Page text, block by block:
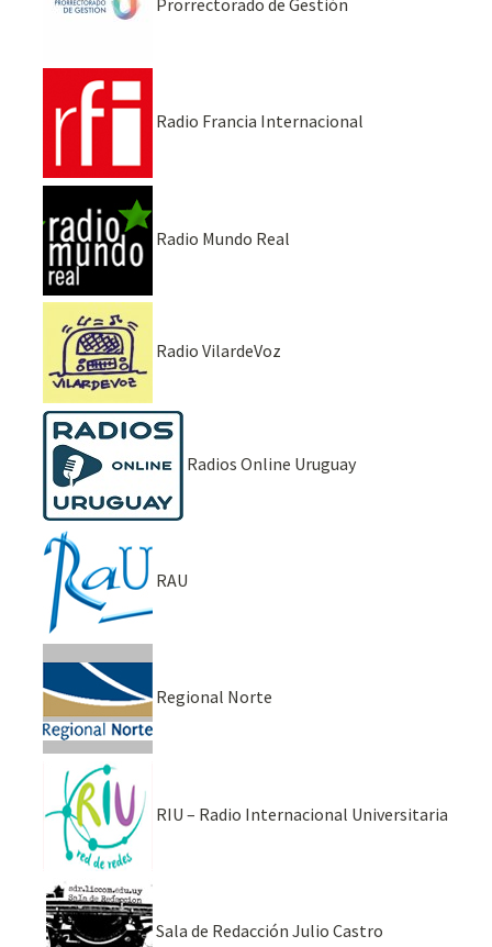
Radio Francia Internacional
Radio Mundo Real
Radio VilardeVoz
Radios Online Uruguay
RAU
Regional Norte
RIU – Radio Internacional Universitaria
Sala de Redacción Julio Castro